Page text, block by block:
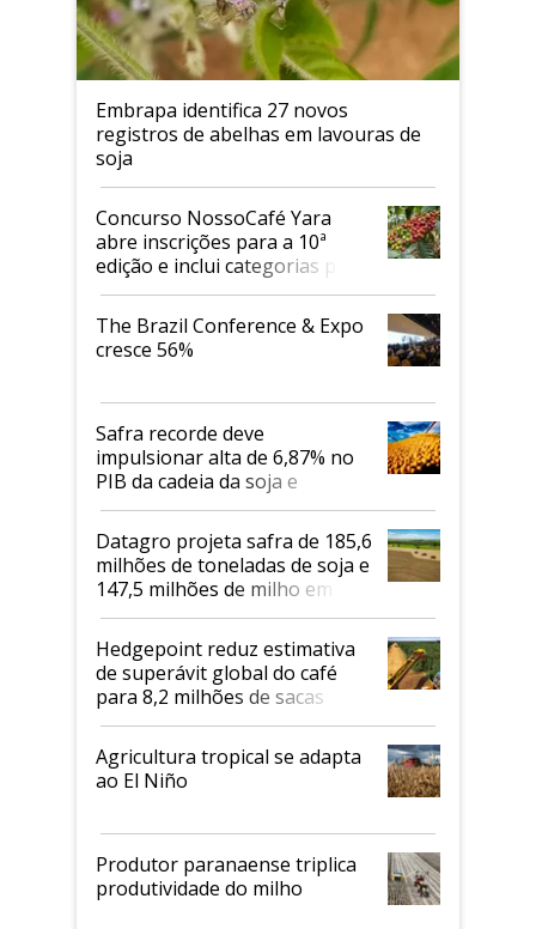
Embrapa identifica 27 novos
registros de abelhas em lavouras de
soja
Concurso NossoCafé Yara
abre inscrições para a 10ª
edição e inclui categorias para
cafés Canephora
The Brazil Conference & Expo
cresce 56%
Safra recorde deve
impulsionar alta de 6,87% no
PIB da cadeia da soja e
biodiesel em 2026
Datagro projeta safra de 185,6
milhões de toneladas de soja e
147,5 milhões de milho em
2026/27
Hedgepoint reduz estimativa
de superávit global do café
para 8,2 milhões de sacas
Agricultura tropical se adapta
ao El Niño
Produtor paranaense triplica
produtividade do milho